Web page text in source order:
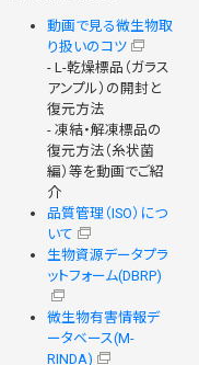
動画で見る微生物取
り扱いのコツ
- L-乾燥標品（ガラス
アンプル）の開封と
復元方法
- 凍結・解凍標品の
復元方法（糸状菌
編）等を動画でご紹
介
品質管理（ISO）につ
いて
生物資源データプラ
ットフォーム(DBRP)
微生物有害情報デ
ータベース(M-
RINDA)